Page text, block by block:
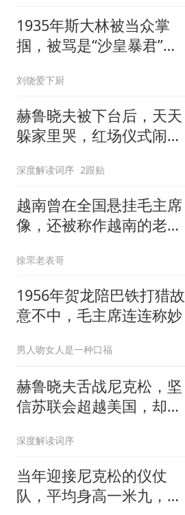
1935年斯大林被当众掌
掴，被骂是“沙皇暴君”，
刘饶爱下厨
赫鲁晓夫被下台后，天天
躲家里哭，红场仪式闹出
深度解读词序 2跟贴
越南曾在全国悬挂毛主席
像，还被称作越南的老大
徐罘老表哥
1956年贺龙陪巴铁打猎故
意不中，毛主席连连称妙
男人吻女人是一种口福
赫鲁晓夫舌战尼克松，坚
信苏联会超越美国，却被
深度解读词序
当年迎接尼克松的仪仗
队，平均身高一米九，尼